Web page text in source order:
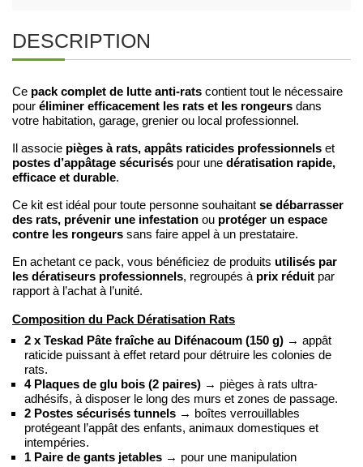
DESCRIPTION
Ce pack complet de lutte anti-rats contient tout le nécessaire
pour éliminer efficacement les rats et les rongeurs dans
votre habitation, garage, grenier ou local professionnel.
Il associe pièges à rats, appâts raticides professionnels et
postes d’appâtage sécurisés pour une dératisation rapide,
efficace et durable.
Ce kit est idéal pour toute personne souhaitant se débarrasser
des rats, prévenir une infestation ou protéger un espace
contre les rongeurs sans faire appel à un prestataire.
En achetant ce pack, vous bénéficiez de produits utilisés par
les dératiseurs professionnels, regroupés à prix réduit par
rapport à l’achat à l’unité.
Composition du Pack Dératisation Rats
2 x Teskad Pâte fraîche au Difénacoum (150 g) → appât
raticide puissant à effet retard pour détruire les colonies de
rats.
4 Plaques de glu bois (2 paires) → pièges à rats ultra-
adhésifs, à disposer le long des murs et zones de passage.
2 Postes sécurisés tunnels → boîtes verrouillables
protégeant l’appât des enfants, animaux domestiques et
intempéries.
1 Paire de gants jetables → pour une manipulation